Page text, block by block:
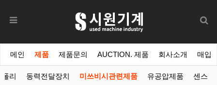
메인 제품 제품문의 AUCTION. 제품 회사소개 매입
폴리 동력전달장치 미쓰비시관련제품 유공압제품 센스